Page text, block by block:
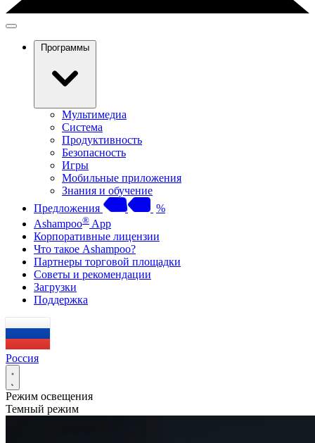
Программы
Мультимедиа
Система
Продуктивность
Безопасность
Игры
Мобильные приложения
Знания и обучение
Предложения
%
Ashampoo® App
Корпоративные лицензии
Что такое Ashampoo?
Партнеры торговой площадки
Советы и рекомендации
Загрузки
Поддержка
Россия
Режим освещения
Темный режим